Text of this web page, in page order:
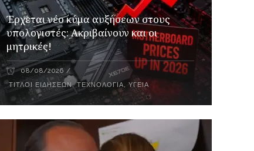
Έρχεται νέο κύμα αυξήσεων στους
υπολογιστές: Ακριβαίνουν και οι
μητρικές!
08/08/2026
ΤΊΤΛΟΙ ΕΙΔΉΣΕΩΝ,ΤΕΧΝΟΛΟΓΊΑ,ΥΓΕΊΑ